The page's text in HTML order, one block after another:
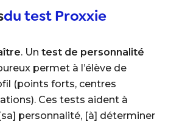
du test Proxxie
. Un test de personnalité
permet à l’élève de
(points forts, centres
Ces tests aident à
personnalité, [à] déterminer